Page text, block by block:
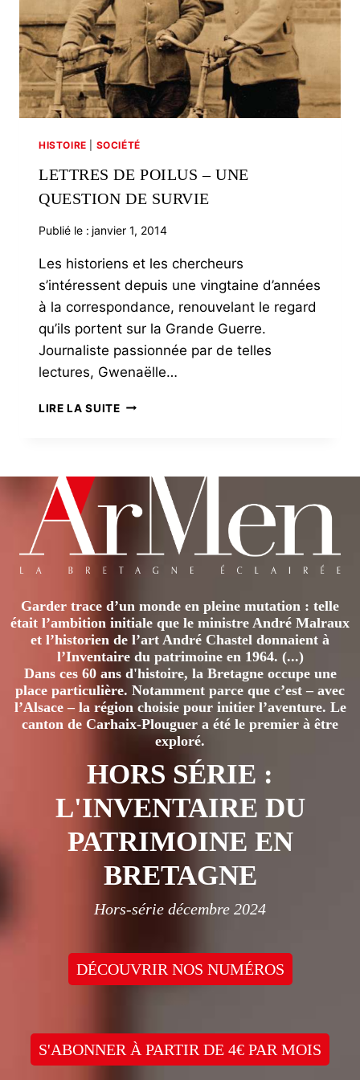
HISTOIRE SOCIÉTÉ
LETTRES DE POILUS – UNE
QUESTION DE SURVIE
Publié le : janvier 1, 2014
Les historiens et les chercheurs
s’intéressent depuis une vingtaine d’années
à la correspondance, renouvelant le regard
qu’ils portent sur la Grande Guerre.
Journaliste passionnée par de telles
lectures, Gwenaëlle…
LIRE LA SUITELETTRES
QUESTION
DE
SURVIE
Garder trace d’un monde en pleine mutation : telle
était l’ambition initiale que le ministre André Malraux
et l’historien de l’art André Chastel donnaient à
l’Inventaire du patrimoine en 1964. (...)
Dans ces 60 ans d'histoire, la Bretagne occupe une
place particulière. Notamment parce que c’est – avec
l’Alsace – la région choisie pour initier l’aventure. Le
canton de Carhaix-Plouguer a été le premier à être
exploré.
HORS SÉRIE :
L'INVENTAIRE DU
PATRIMOINE EN
BRETAGNE
Hors-série décembre 2024
DÉCOUVRIR NOS NUMÉROS
S'ABONNER À PARTIR DE 4€ PAR MOIS